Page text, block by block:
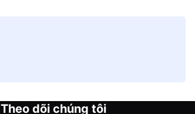
Theo dõi chúng tôi